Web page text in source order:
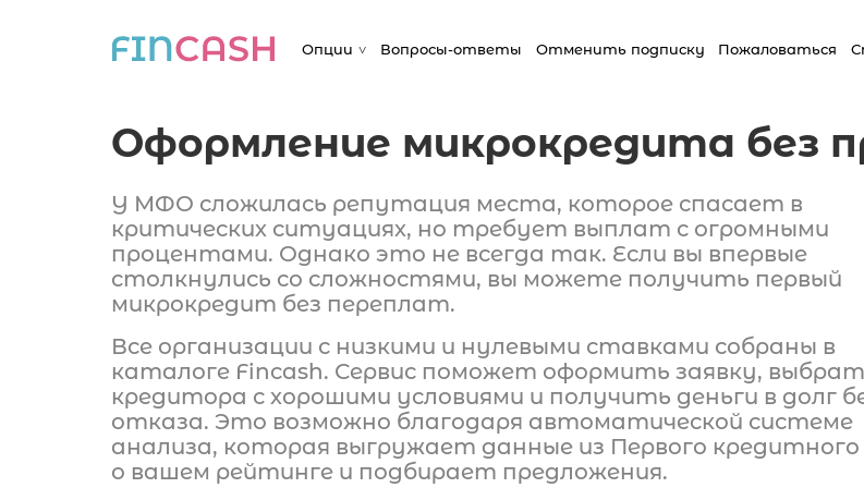
Опции Вопросы-ответы Отменить подписку Пожаловаться
Оформление микрокредита без
У МФО сложилась репутация места, которое спасает в
критических ситуациях, но требует выплат с огромными
процентами. Однако это не всегда так. Если вы впервые
столкнулись со сложностями, вы можете получить первый
микрокредит без переплат.
Все организации с низкими и нулевыми ставками собраны в
каталоге Fincash. Сервис поможет оформить заявку,
кредитора с хорошими условиями и получить деньги в долг
отказа. Это возможно благодаря автоматической системе
анализа, которая выгружает данные из Первого
о вашем рейтинге и подбирает предложения.